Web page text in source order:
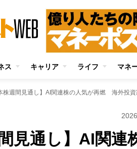
ス キャリア ライフ マネ
株週間見通し】AI関連株の人気が再燃 海外投
見通し】AI関連